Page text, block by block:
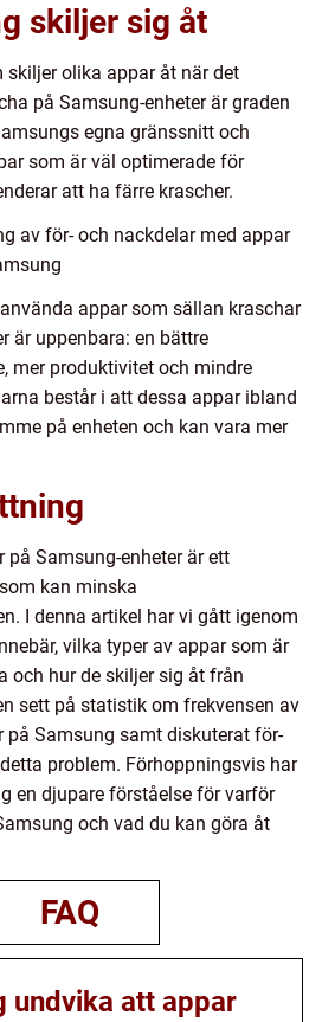
skiljer sig åt
skiljer olika appar åt när det
på Samsung-enheter är graden
egna gränssnitt och
som är väl optimerade för
att ha färre krascher.
av för- och nackdelar med appar
appar som sällan kraschar
är uppenbara: en bättre
mer produktivitet och mindre
består i att dessa appar ibland
på enheten och kan vara mer
på Samsung-enheter är ett
kan minska
I denna artikel har vi gått igenom
vilka typer av appar som är
och hur de skiljer sig åt från
sett på statistik om frekvensen av
på Samsung samt diskuterat för-
problem. Förhoppningsvis har
en djupare förståelse för varför
och vad du kan göra åt
FAQ
undvika att appar